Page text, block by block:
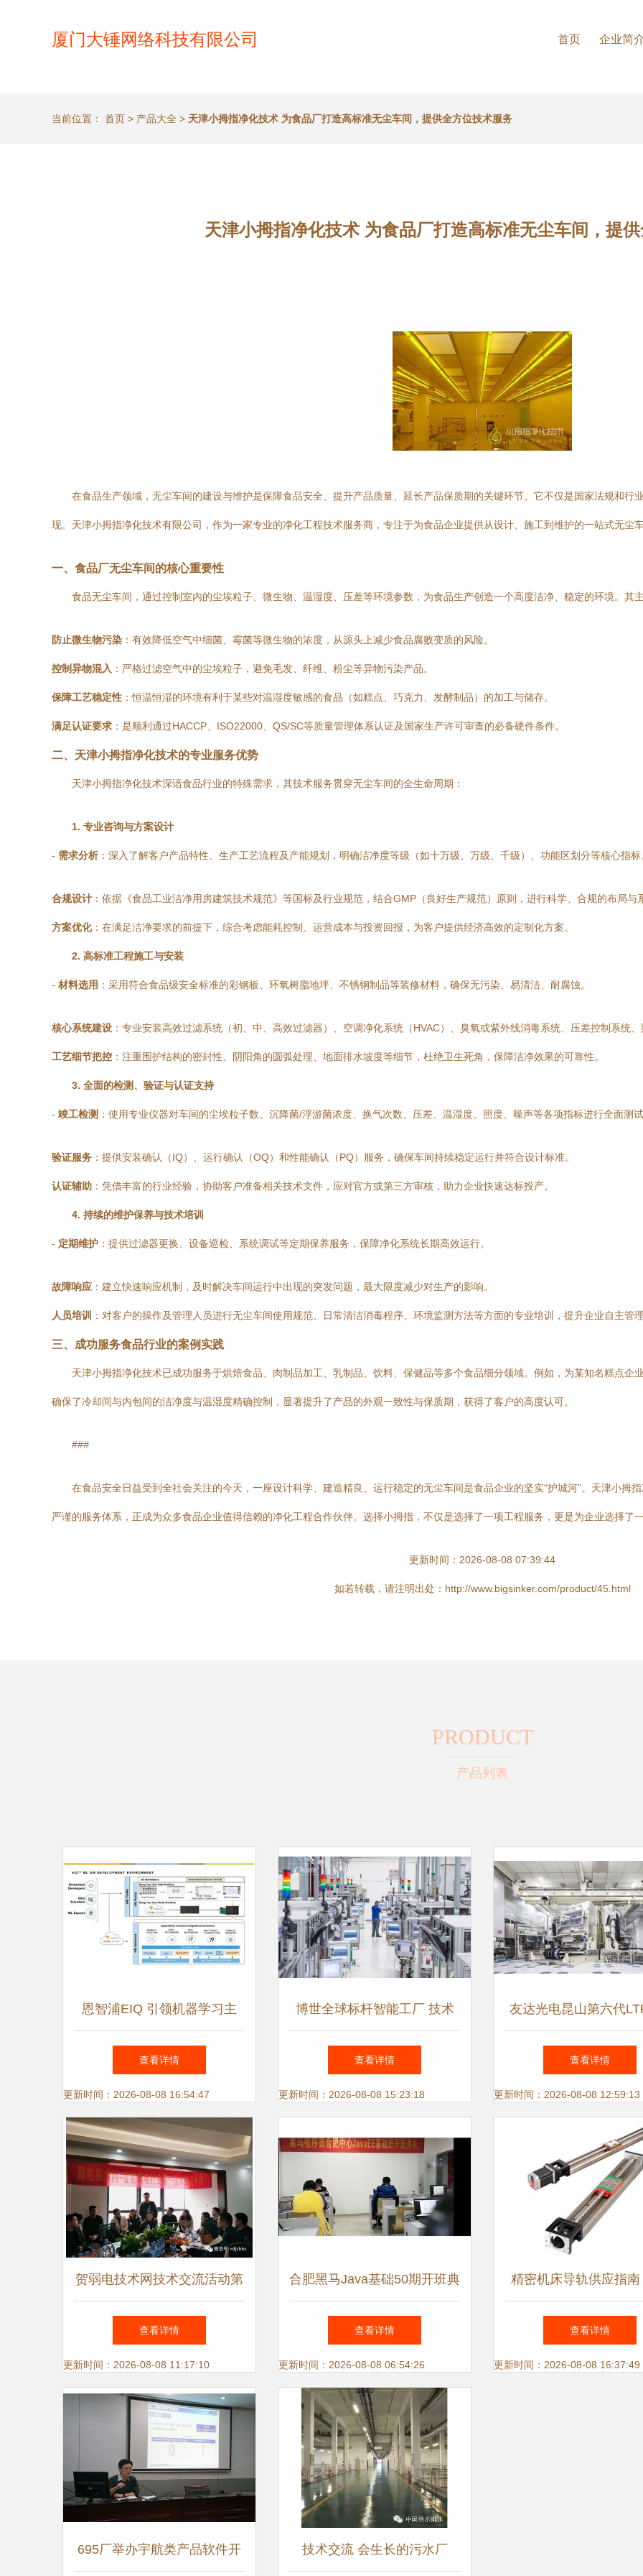
厦门大锤网络科技有限公司 首页 企业简
当前位置： 首页 > 产品大全 > 天津小拇指净化技术 为食品厂打造高标准无尘车间，提供全方位技术服务
天津小拇指净化技术 为食品厂打造高标准无尘车间，提
在食品生产领域，无尘车间的建设与维护是保障食品安全、提升产品质量、延长产品保质期的关键环节。它不仅是国家法规和行
现。天津小拇指净化技术有限公司，作为一家专业的净化工程技术服务商，专注于为食品企业提供从设计、施工到维护的一站式无尘
一、食品厂无尘车间的核心重要性
食品无尘车间，通过控制室内的尘埃粒子、微生物、温湿度、压差等环境参数，为食品生产创造一个高度洁净、稳定的环境。其
防止微生物污染 ：有效降低空气中细菌、霉菌等微生物的浓度，从源头上减少食品腐败变质的风险。
控制异物混入 ：严格过滤空气中的尘埃粒子，避免毛发、纤维、粉尘等异物污染产品。
保障工艺稳定性 ：恒温恒湿的环境有利于某些对温湿度敏感的食品（如糕点、巧克力、发酵制品）的加工与储存。
满足认证要求 ：是顺利通过HACCP、ISO22000、QS/SC等质量管理体系认证及国家生产许可审查的必备硬件条件。
二、天津小拇指净化技术的专业服务优势
天津小拇指净化技术深谙食品行业的特殊需求，其技术服务贯穿无尘车间的全生命周期：
1. 专业咨询与方案设计
- 需求分析 ：深入了解客户产品特性、生产工艺流程及产能规划，明确洁净度等级（如十万级、万级、千级）、功能区划分等核心指标
合规设计 ：依据《食品工业洁净用房建筑技术规范》等国标及行业规范，结合GMP（良好生产规范）原则，进行科学、合规的布局与
方案优化：在满足洁净要求的前提下，综合考虑能耗控制、运营成本与投资回报，为客户提供经济高效的定制化方案。
2. 高标准工程施工与安装
- 材料选用 ：采用符合食品级安全标准的彩钢板、环氧树脂地坪、不锈钢制品等装修材料，确保无污染、易清洁、耐腐蚀。
核心系统建设 ：专业安装高效过滤系统（初、中、高效过滤器）、空调净化系统（HVAC）、臭氧或紫外线消毒系统、压差控制系统、
工艺细节把控 ：注重围护结构的密封性、阴阳角的圆弧处理、地面排水坡度等细节，杜绝卫生死角，保障洁净效果的可靠性。
3. 全面的检测、验证与认证支持
- 竣工检测 ：使用专业仪器对车间的尘埃粒子数、沉降菌/浮游菌浓度、换气次数、压差、温湿度、照度、噪声等各项指标进行全面测试
验证服务 ：提供安装确认（IQ）、运行确认（OQ）和性能确认（PQ）服务，确保车间持续稳定运行并符合设计标准。
认证辅助 ：凭借丰富的行业经验，协助客户准备相关技术文件，应对官方或第三方审核，助力企业快速达标投产。
4. 持续的维护保养与技术培训
- 定期维护 ：提供过滤器更换、设备巡检、系统调试等定期保养服务，保障净化系统长期高效运行。
故障响应 ：建立快速响应机制，及时解决车间运行中出现的突发问题，最大限度减少对生产的影响。
人员培训 ：对客户的操作及管理人员进行无尘车间使用规范、日常清洁消毒程序、环境监测方法等方面的专业培训，提升企业自主管理
三、成功服务食品行业的案例实践
天津小拇指净化技术已成功服务于烘焙食品、肉制品加工、乳制品、饮料、保健品等多个食品细分领域。例如，为某知名糕点企
确保了冷却间与内包间的洁净度与温湿度精确控制，显著提升了产品的外观一致性与保质期，获得了客户的高度认可。
###
在食品安全日益受到全社会关注的今天，一座设计科学、建造精良、运行稳定的无尘车间是食品企业的坚实“护城河”。天津小拇
严谨的服务体系，正成为众多食品企业值得信赖的净化工程合作伙伴。选择小拇指，不仅是选择了一项工程服务，更是为企业选择了
更新时间：2026-08-08 07:39:44
如若转载，请注明出处：http://www.bigsinker.com/product/45.html
PRODUCT
产品列表
恩智浦EIQ 引领机器学习主
流，打造更智能、更友好的软
件开发环境
查看详情
更新时间：2026-08-08 16:54:47
博世全球标杆智能工厂 技术
服务引领制造业未来
查看详情
更新时间：2026-08-08 15:23:18
友达光电昆山第六代
晶面板厂盛大开幕，宣
量产
查看详情
更新时间：2026-08-08 12:59:13
贺弱电技术网技术交流活动第
八十四期暨2018系列沙龙走进
企业第四十期活动圆满成功
查看详情
更新时间：2026-08-08 11:17:10
合肥黑马Java基础50期开班典
礼暨技术交流社区启动仪式
查看详情
更新时间：2026-08-08 06:54:26
精密机床导轨供应指南
上银科技产品价格、厂
片与技术咨询
查看详情
更新时间：2026-08-08 16:37:49
695厂举办宇航类产品软件开 技术交流 会生长的污水厂